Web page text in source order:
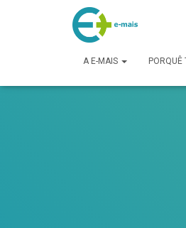
A E-MAIS PORQUÊ
makeporngreatagain.pro
www.yeahporn.top
a seductive occasion.https://